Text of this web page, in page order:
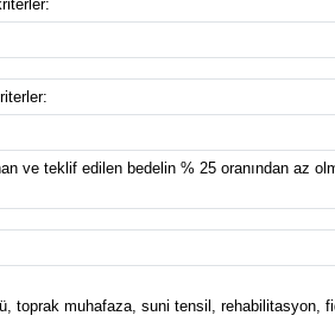
ve teklif edilen bedelin % 25 oranından az
toprak muhafaza, suni tensil, rehabilitasyon,